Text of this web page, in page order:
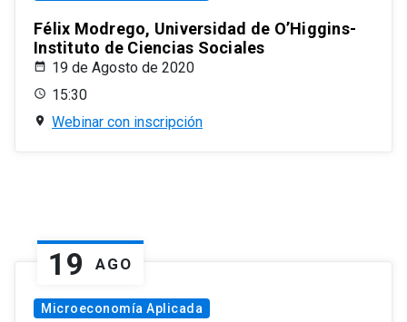
Félix Modrego, Universidad de O’Higgins-
Instituto de Ciencias Sociales
19 de Agosto de 2020
15:30
Webinar con inscripción
19 AGO
Microeconomía Aplicada